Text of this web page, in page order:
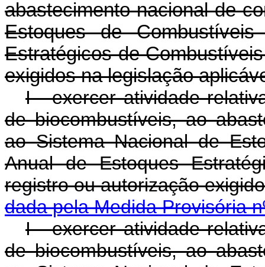
abastecimento nacional de
Estoques de
Estratégicos de
exigidos na legislação
I - exercer atividade
de biocombustíveis, ao
ao Sistema Nacional de
Anual de Estoques
registro ou autorização
dada pela Medida Provisória
I - exercer atividade
de biocombustíveis, ao